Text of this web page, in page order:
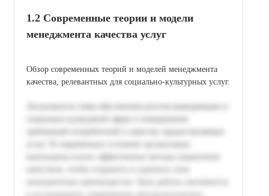
1.2 Современные теории и модели
менеджмента качества услуг
Обзор современных теорий и моделей менеджмента
качества, релевантных для социально-культурных услуг.